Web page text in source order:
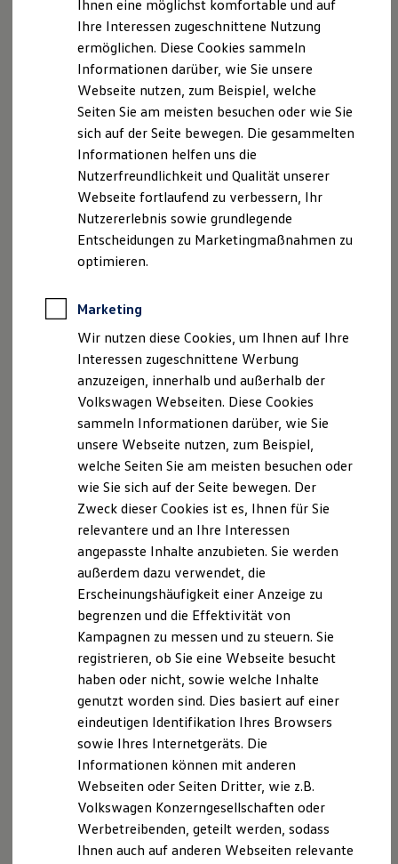
Leasing
Für Privatkunden
Für Gewerbekunden
Versicherungen & Garantien
Garantien
Kfz-Versicherung für Nutzfahrzeuge
Restschuldversicherung
Wartungsverträge
Besitzer & Service
Reparatur & Service
Sommer-Special
Reparatur, Pflege & Inspektion
Servicetermin anfragen
Service-Vorteile bei Volkswagen Nutzfahrzeuge
ServicePlus
Economy Service
Räder & Reifen Service
Notdienst und Pannenhilfe
Software, Konnektivität & Apps
California App
VW Connect für Ihren ID. Buzz
VW Connect für Ihren Transporter/Caravelle
VW Connect für Ihren Amarok
VW Connect für andere Modelle
Connect Pro
Fleet Interface Data
Multistop Pathfinder
Übersicht Software Updates
Digitales Bordbuch
Fahrerassistenz- und Sicherheitssysteme
Kontrollleuchten
Batterieverordnung
XTL-Dieselkraftstoff
Ersatzteile und Betriebsflüssigkeiten
Original Zubehör und Lifestyle Produkte
myVolkswagen
myVolkswagen Business
Elektrisch & Autonom
Elektro - & Hybridfahrzeuge
Unser Ansatz
Klimafreundlicher Strom
Reichweite & Ladelösungen
Reichweitensimulator
Ladezeitensimulator
Ladelösungen für Privatkunden
Ladelösungen für Gewerbekunden
Bidirektionales Laden
Förderung & Kosten der Elektrofahrzeuge
Fördermöglichkeiten für Privatkunden
Angebot anfragen
Nutzungsbedingungen
Datenschutzerklärungen
Cookie-Richtlinie
Lizenzhinweise Dritter
Angaben zum Digital Service Act (DSA)
EU Data Act
Produktsicherheitsinformationen
Rückrufe
Vorschriften
Händlersuche
Newsletter
VERTRAG WIDERRUFEN
Fahrzeugabbildung zeigt ggf. vom Angebot abweichende
Sonderausstattung. Ein Angebot der
VolkswagenLeasing
GmbH, Gifhorner Str. 57, 38112 Braunschweig, für
gewerbliche Einzelkunden (ohne Sonderabnehmer). Bonität
vorausgesetzt. Gültig bis 31.12.2026. Leasingbeispiel für einen
ID. BuzzCargoPure 140 kW 58 kWh 1-Gang-Automatik bei
jährlicher Fahrleistung 10.000 km: Leasing-Sonderzahlung
2.438,70 €, Laufzeit 48 Monate, 48 mtl. Leasingraten à 359,00
€ (netto). Zzgl. MwSt. und händlerindividueller
Überführungskosten. Nur bei teilnehmenden
Die in dieser Darstellung gezeigten Fahrzeuge und
Ausstattungen können in einzelnen Details vom aktuellen
deutschen Lieferprogramm abweichen. Abgebildet sind
teilweise Sonderausstattungen der Fahrzeuge gegen
Mehrpreis.
Bitte beachten Sie auch unseren Konfigurator für eine
Übersicht der aktuell verfügbaren Modelle und Ausstattungen.
Die angegebenen Verbrauchs- und Emissionswerte beziehen
sich nicht auf ein einzelnes Fahrzeug und sind nicht Bestandteil
des Angebots, sondern dienen allein Vergleichszwecken
Zusatzausstattungen und Zubehör (Anbauteile, Reifenformat
usw.) können relevante Fahrzeugparameter, wie z. B.
Rollwiderstand und Aerodynamik verändern und neben
Witterungs- und Verkehrsbedingungen sowie dem
Ihnen eine möglichst komfortable und auf
Ihre Interessen zugeschnittene Nutzung
ermöglichen. Diese Cookies sammeln
Informationen darüber, wie Sie unsere
Webseite nutzen, zum Beispiel, welche
Seiten Sie am meisten besuchen oder wie Sie
sich auf der Seite bewegen. Die gesammelten
Informationen helfen uns die
Nutzerfreundlichkeit und Qualität unserer
Webseite fortlaufend zu verbessern, Ihr
Nutzererlebnis sowie grundlegende
Entscheidungen zu Marketingmaßnahmen zu
optimieren.
Marketing
Wir nutzen diese Cookies, um Ihnen auf Ihre
Interessen zugeschnittene Werbung
anzuzeigen, innerhalb und außerhalb der
Volkswagen Webseiten. Diese Cookies
sammeln Informationen darüber, wie Sie
unsere Webseite nutzen, zum Beispiel,
welche Seiten Sie am meisten besuchen oder
wie Sie sich auf der Seite bewegen. Der
Zweck dieser Cookies ist es, Ihnen für Sie
relevantere und an Ihre Interessen
angepasste Inhalte anzubieten. Sie werden
außerdem dazu verwendet, die
Erscheinungshäufigkeit einer Anzeige zu
begrenzen und die Effektivität von
Kampagnen zu messen und zu steuern. Sie
registrieren, ob Sie eine Webseite besucht
haben oder nicht, sowie welche Inhalte
genutzt worden sind. Dies basiert auf einer
eindeutigen Identifikation Ihres Browsers
sowie Ihres Internetgeräts. Die
Informationen können mit anderen
Webseiten oder Seiten Dritter, wie z.B.
Volkswagen Konzerngesellschaften oder
Werbetreibenden, geteilt werden, sodass
Ihnen auch auf anderen Webseiten relevante